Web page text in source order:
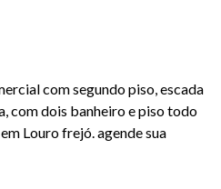
com segundo piso, escada
com dois banheiro e piso todo
Louro frejó. agende sua